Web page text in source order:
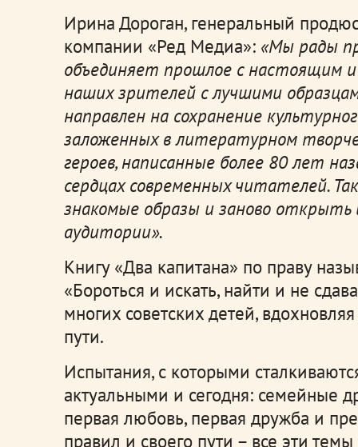
Ирина Дороган, генеральный
компании «Ред Медиа»: «Мы рады
объединяет прошлое с настоящим
наших зрителей с лучшими
направлен на сохранение
заложенных в литературном
героев, написанные более 80 лет
сердцах современных читателей.
знакомые образы и заново открыть
аудитории».
Книгу «Два капитана» по праву
«Бороться и искать, найти и не
многих советских детей,
пути.
Испытания, с которыми
актуальными и сегодня: семейные
первая любовь, первая дружба и
правил и своего пути – все эти